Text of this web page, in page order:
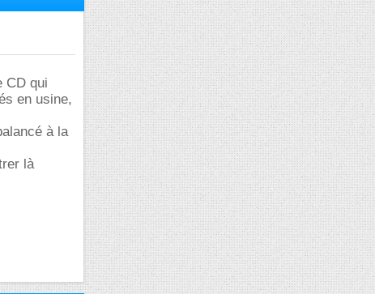
CD qui
en usine,
à la
là